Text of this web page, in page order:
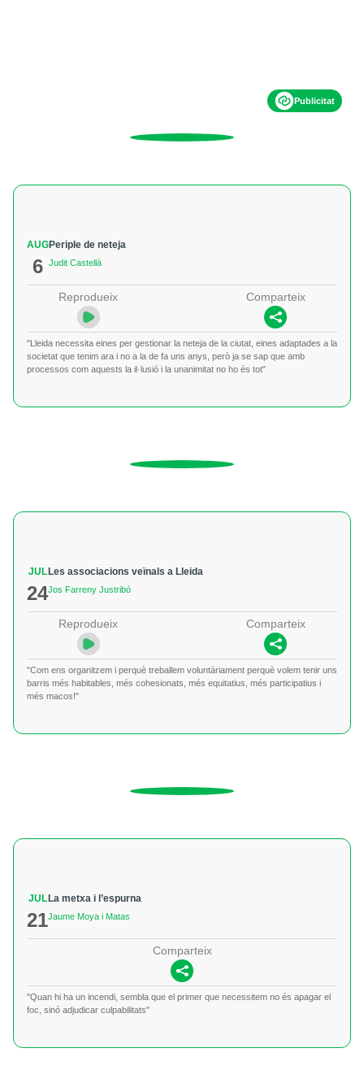
Publicitat
AUG
6
Periple de neteja
Judit Castellà
Reprodueix Comparteix
"Lleida necessita eines per gestionar la neteja de la ciutat, eines adaptades a la
societat que tenim ara i no a la de fa uns anys, però ja se sap que amb
processos com aquests la il·lusió i la unanimitat no ho és tot"
JUL
24
Les associacions veïnals a Lleida
Jos Farreny Justribó
Reprodueix Comparteix
"Com ens organitzem i perquè treballem voluntàriament perquè volem tenir uns
barris més habitables, més cohesionats, més equitatius, més participatius i
més macos!"
JUL
21
La metxa i l’espurna
Jaume Moya i Matas
Comparteix
"Quan hi ha un incendi, sembla que el primer que necessitem no és apagar el
foc, sinó adjudicar culpabilitats"